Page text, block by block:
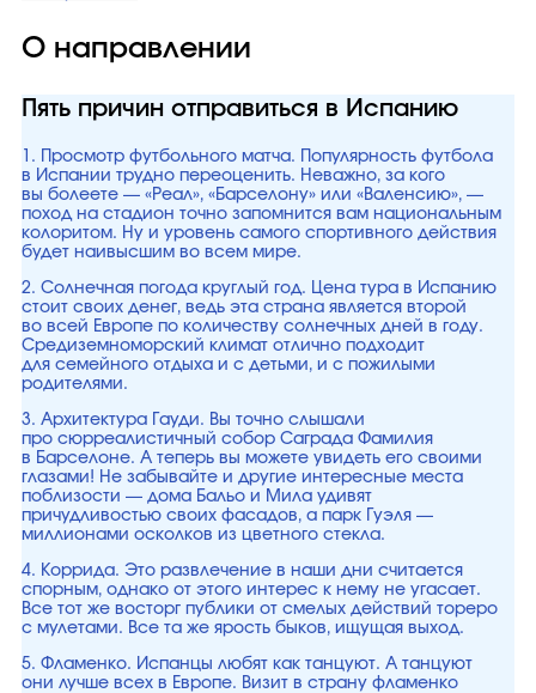
О направлении
Пять причин отправиться в Испанию
1. Просмотр футбольного матча. Популярность футбола
в Испании трудно переоценить. Неважно, за кого
вы болеете — «Реал», «Барселону» или «Валенсию», —
поход на стадион точно запомнится вам национальным
колоритом. Ну и уровень самого спортивного действия
будет наивысшим во всем мире.
2. Солнечная погода круглый год. Цена тура в Испанию
стоит своих денег, ведь эта страна является второй
во всей Европе по количеству солнечных дней в году.
Средиземноморский климат отлично подходит
для семейного отдыха и с детьми, и с пожилыми
родителями.
3. Архитектура Гауди. Вы точно слышали
про сюрреалистичный собор Саграда Фамилия
в Барселоне. А теперь вы можете увидеть его своими
глазами! Не забывайте и другие интересные места
поблизости — дома Бальо и Мила удивят
причудливостью своих фасадов, а парк Гуэля —
миллионами осколков из цветного стекла.
4. Коррида. Это развлечение в наши дни считается
спорным, однако от этого интерес к нему не угасает.
Все тот же восторг публики от смелых действий тореро
с мулетами. Все та же ярость быков, ищущая выход.
5. Фламенко. Испанцы любят как танцуют. А танцуют
они лучше всех в Европе. Визит в страну фламенко